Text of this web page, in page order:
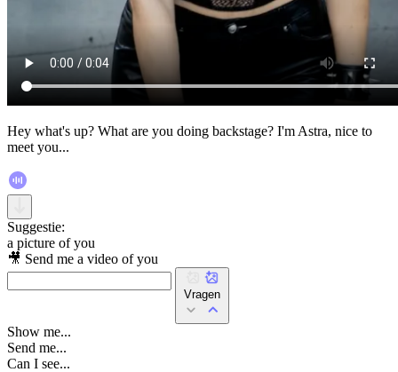
Hey what's up? What are you doing backstage? I'm Astra, nice to
meet you...
Suggestie:
a picture of you
🎥 Send me a video of you
Vragen
Show me...
Send me...
Can I see...